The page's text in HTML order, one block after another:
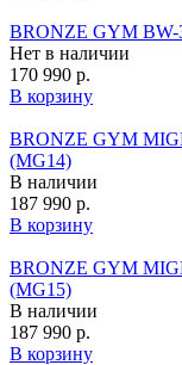
BRONZE GYM BW-
Нет в наличии
170 990 р.
В корзину
BRONZE GYM
(MG14)
В наличии
187 990 р.
В корзину
BRONZE GYM
(MG15)
В наличии
187 990 р.
В корзину